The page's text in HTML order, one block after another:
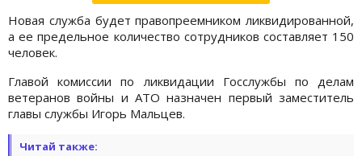
Новая служба будет правопреемником ликвидированной,
а ее предельное количество сотрудников составляет 150
человек.
Главой комиссии по ликвидации Госслужбы по делам
ветеранов войны и АТО назначен первый заместитель
главы службы Игорь Мальцев.
Читай также: